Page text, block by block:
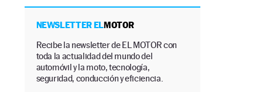
NEWSLETTER ELMOTOR
Recibe la newsletter de EL MOTOR con
toda la actualidad del mundo del
automóvil y la moto, tecnología,
seguridad, conducción y eficiencia.